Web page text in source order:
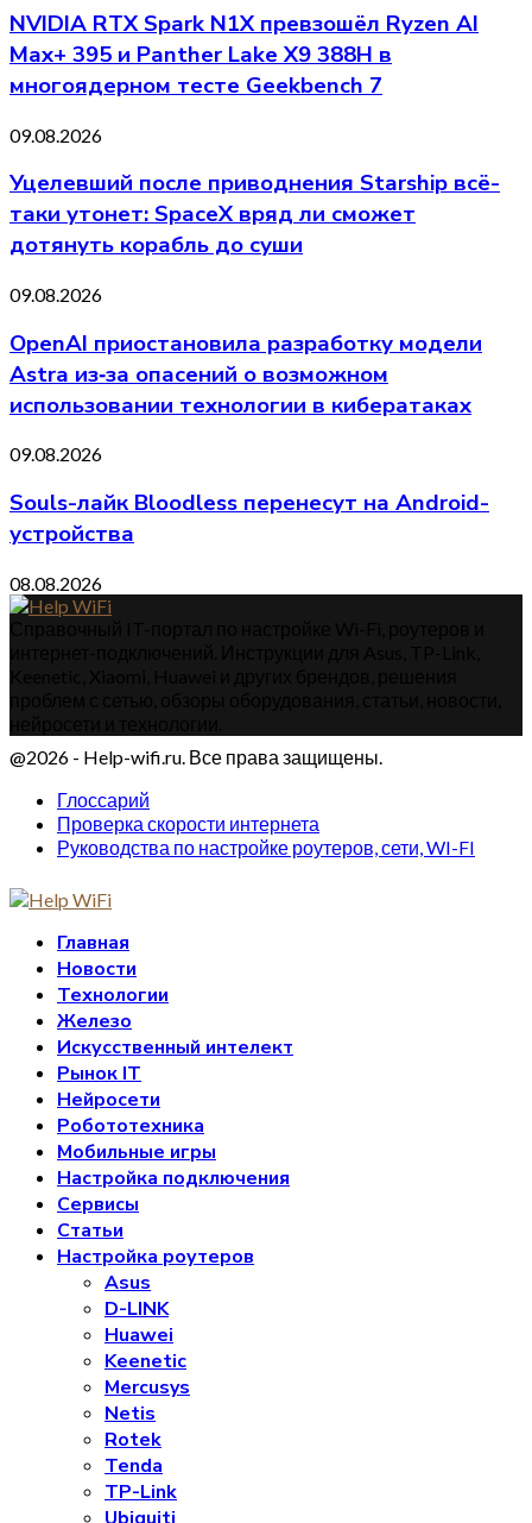
NVIDIA RTX Spark N1X превзошёл Ryzen AI
Max+ 395 и Panther Lake X9 388H в
многоядерном тесте Geekbench 7
09.08.2026
Уцелевший после приводнения Starship всё-
таки утонет: SpaceX вряд ли сможет
дотянуть корабль до суши
09.08.2026
OpenAI приостановила разработку модели
Astra из‑за опасений о возможном
использовании технологии в кибератаках
09.08.2026
Souls-лайк Bloodless перенесут на Android-
устройства
08.08.2026
@2026 - Help-wifi.ru. Все права защищены.
Глоссарий
Проверка скорости интернета
Руководства по настройке роутеров, сети, WI-FI
Главная
Новости
Технологии
Железо
Искусственный интелект
Рынок IT
Нейросети
Робототехника
Мобильные игры
Настройка подключения
Сервисы
Статьи
Настройка роутеров
Asus
D-LINK
Huawei
Keenetic
Mercusys
Netis
Rotek
Tenda
TP-Link